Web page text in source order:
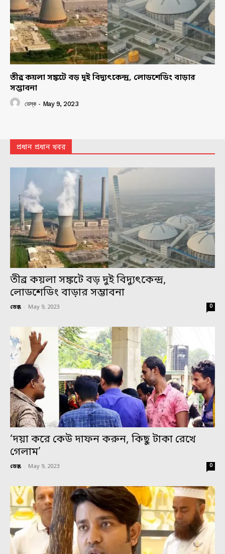
তীব্র কয়লা সঙ্কটে বড় দুই বিদ্যুৎকেন্দ্র, লোডশেডিং বাড়ার
সম্ভাবনা
ডেস্ক - May 9, 2023
প্রধান প্রধান খবর
তীব্র কয়লা সঙ্কটে বড় দুই বিদ্যুৎকেন্দ্র,
লোডশেডিং বাড়ার সম্ভাবনা
ডেস্ক - May 9, 2023 0
‘দয়া করে কেউ দাফন করুন, কিছু টাকা রেখে
গেলাম’
ডেস্ক - May 9, 2023 0